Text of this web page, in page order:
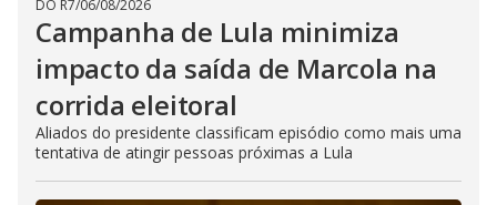
DO R7/06/08/2026
Campanha de Lula minimiza
impacto da saída de Marcola na
corrida eleitoral
Aliados do presidente classificam episódio como mais uma
tentativa de atingir pessoas próximas a Lula